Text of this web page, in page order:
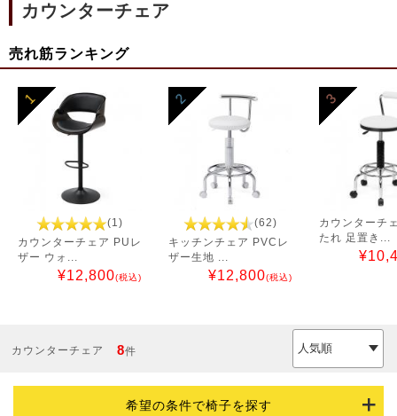
カウンターチェア
売れ筋ランキング
1
(1)
カウンターチェア PUレ
ザー ウォ...
¥12,800(税込)
2
(62)
キッチンチェア PVCレ
ザー生地 ...
¥12,800(税込)
3
カウンターチ
たれ 足置き...
¥
カウンターチェア 8件
希望の条件で椅子を探す